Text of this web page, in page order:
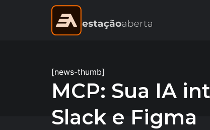
[news-thumb]
MCP: Sua IA
Slack e Figma